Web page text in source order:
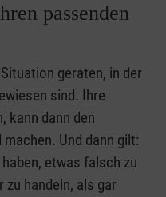
passenden
geraten, in der
sind. Ihre
kann dann den
Und dann gilt:
etwas falsch zu
handeln, als gar